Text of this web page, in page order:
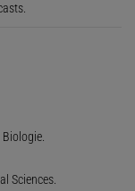
Sciences.